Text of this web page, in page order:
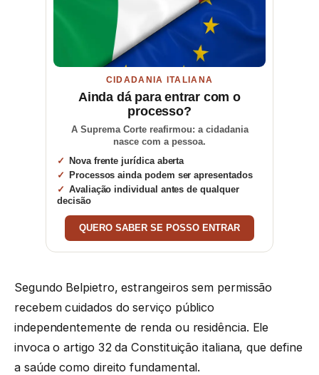
CIDADANIA ITALIANA
Ainda dá para entrar com o
processo?
A Suprema Corte reafirmou: a cidadania
nasce com a pessoa.
Nova frente jurídica aberta
Processos ainda podem ser apresentados
Avaliação individual antes de qualquer
decisão
QUERO SABER SE POSSO ENTRAR
Segundo Belpietro, estrangeiros sem permissão
recebem cuidados do serviço público
independentemente de renda ou residência. Ele
invoca o artigo 32 da Constituição italiana, que define
a saúde como direito fundamental.